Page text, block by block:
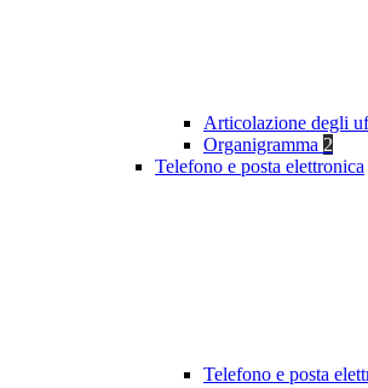
Articolazione degli
Organigramma 2
Telefono e posta elettronica
Telefono e posta